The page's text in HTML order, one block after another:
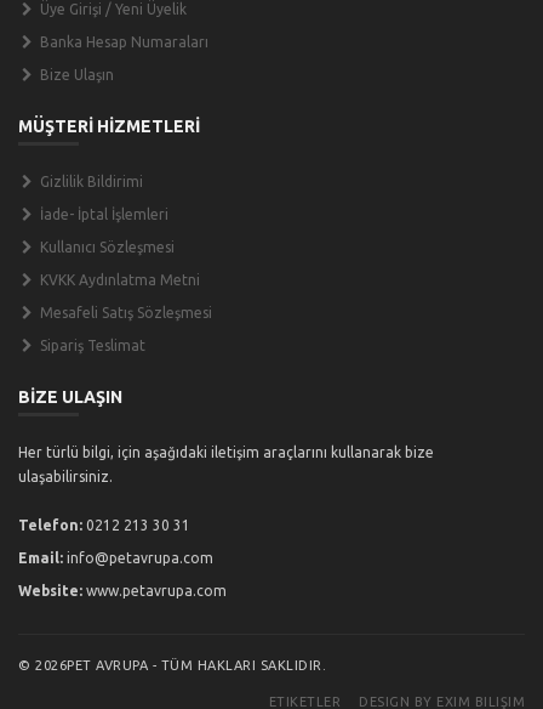
Üye Girişi / Yeni Üyelik
Banka Hesap Numaraları
Bize Ulaşın
MÜŞTERİ HİZMETLERİ
Gizlilik Bildirimi
İade- İptal İşlemleri
Kullanıcı Sözleşmesi
KVKK Aydınlatma Metni
Mesafeli Satış Sözleşmesi
Sipariş Teslimat
BİZE ULAŞIN
Her türlü bilgi, için aşağıdaki iletişim araçlarını kullanarak bize
ulaşabilirsiniz.
Telefon: 0212 213 30 31
Email: info@petavrupa.com
Website: www.petavrupa.com
© 2026PET AVRUPA - TÜM HAKLARI SAKLIDIR.
ETIKETLER DESIGN BY EXIM BILIŞIM